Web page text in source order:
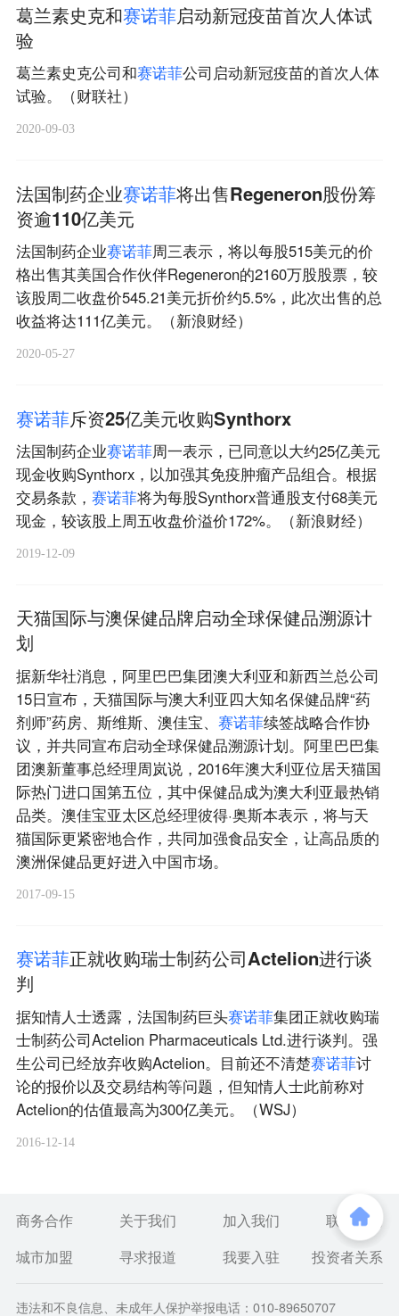
葛兰素史克和赛诺菲启动新冠疫苗首次人体试
验
葛兰素史克公司和赛诺菲公司启动新冠疫苗的首次人体
试验。（财联社）
2020-09-03
法国制药企业赛诺菲将出售Regeneron股份筹
资逾110亿美元
法国制药企业赛诺菲周三表示，将以每股515美元的价
格出售其美国合作伙伴Regeneron的2160万股股票，较
该股周二收盘价545.21美元折价约5.5%，此次出售的总
收益将达111亿美元。（新浪财经）
2020-05-27
赛诺菲斥资25亿美元收购Synthorx
法国制药企业赛诺菲周一表示，已同意以大约25亿美元
现金收购Synthorx，以加强其免疫肿瘤产品组合。根据
交易条款， 赛诺菲将为每股Synthorx普通股支付68美元
现金，较该股上周五收盘价溢价172%。（新浪财经）
2019-12-09
天猫国际与澳保健品牌启动全球保健品溯源计
划
据新华社消息，阿里巴巴集团澳大利亚和新西兰总公司
15日宣布，天猫国际与澳大利亚四大知名保健品牌“药
剂师”药房、斯维斯、澳佳宝、 赛诺菲续签战略合作协
议，并共同宣布启动全球保健品溯源计划。阿里巴巴集
团澳新董事总经理周岚说，2016年澳大利亚位居天猫国
际热门进口国第五位，其中保健品成为澳大利亚最热销
品类。澳佳宝亚太区总经理彼得·奥斯本表示，将与天
猫国际更紧密地合作，共同加强食品安全，让高品质的
澳洲保健品更好进入中国市场。
2017-09-15
赛诺菲正就收购瑞士制药公司Actelion进行谈
判
据知情人士透露，法国制药巨头赛诺菲集团正就收购瑞
士制药公司Actelion Pharmaceuticals Ltd.进行谈判。强
生公司已经放弃收购Actelion。目前还不清楚赛诺菲讨
论的报价以及交易结构等问题，但知情人士此前称对
Actelion的估值最高为300亿美元。（WSJ）
2016-12-14
商务合作 关于我们 加入我们
联系我们
城市加盟
寻求报道 我要入驻 投资者关系
违法和不良信息、未成年人保护举报电话：010-89650707